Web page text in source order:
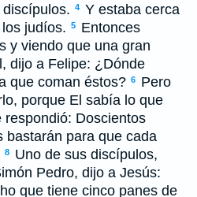
4 Y estaba cerca
judíos. 5
Entonces
y viendo que una gran
dijo a Felipe: ¿Dónde
que coman éstos? 6
Pero
porque El sabía lo que
respondió: Doscientos
bastarán para que cada
8
Uno de sus discípulos,
Pedro, dijo a Jesús:
que tiene cinco panes de